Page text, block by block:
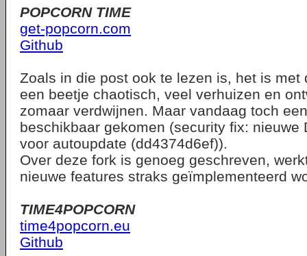
POPCORN TIME
get-popcorn.com
Github
Zoals in die post ook te lezen is, het is met
een beetje chaotisch, veel verhuizen en
zomaar verdwijnen. Maar vandaag toch
beschikbaar gekomen (security fix: nieuwe
voor autoupdate (dd4374d6ef)).
Over deze fork is genoeg geschreven,
nieuwe features straks geïmplementeerd
TIME4POPCORN
time4popcorn.eu
Github